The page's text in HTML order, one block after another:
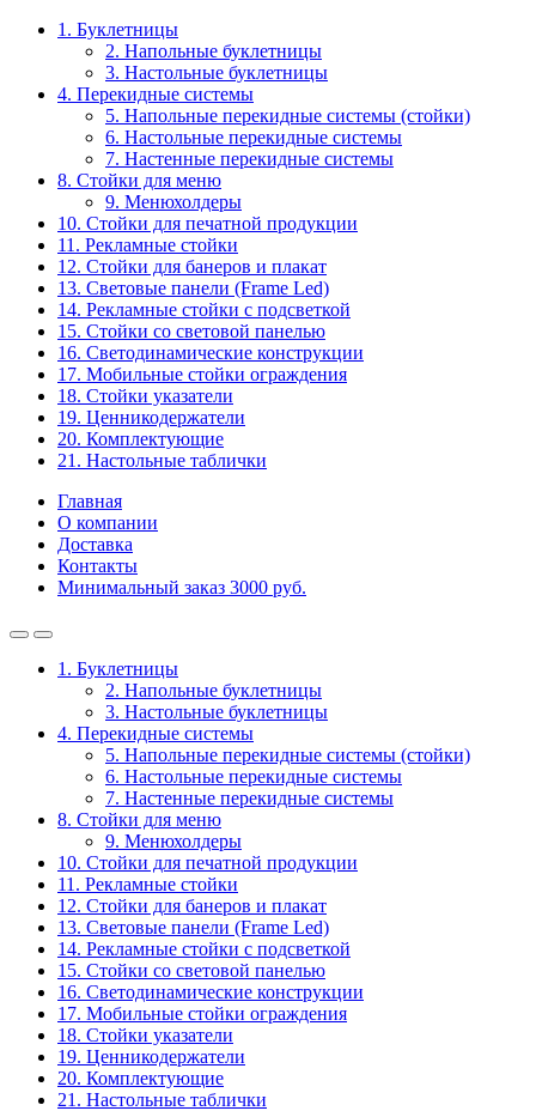
1. Буклетницы
2. Напольные буклетницы
3. Настольные буклетницы
4. Перекидные системы
5. Напольные перекидные системы (стойки)
6. Настольные перекидные системы
7. Настенные перекидные системы
8. Стойки для меню
9. Менюхолдеры
10. Стойки для печатной продукции
11. Рекламные стойки
12. Стойки для банеров и плакат
13. Световые панели (Frame Led)
14. Рекламные стойки с подсветкой
15. Стойки со световой панелью
16. Светодинамические конструкции
17. Мобильные стойки ограждения
18. Стойки указатели
19. Ценникодержатели
20. Комплектующие
21. Настольные таблички
Главная
О компании
Доставка
Контакты
Минимальный заказ 3000 руб.
1. Буклетницы
2. Напольные буклетницы
3. Настольные буклетницы
4. Перекидные системы
5. Напольные перекидные системы (стойки)
6. Настольные перекидные системы
7. Настенные перекидные системы
8. Стойки для меню
9. Менюхолдеры
10. Стойки для печатной продукции
11. Рекламные стойки
12. Стойки для банеров и плакат
13. Световые панели (Frame Led)
14. Рекламные стойки с подсветкой
15. Стойки со световой панелью
16. Светодинамические конструкции
17. Мобильные стойки ограждения
18. Стойки указатели
19. Ценникодержатели
20. Комплектующие
21. Настольные таблички